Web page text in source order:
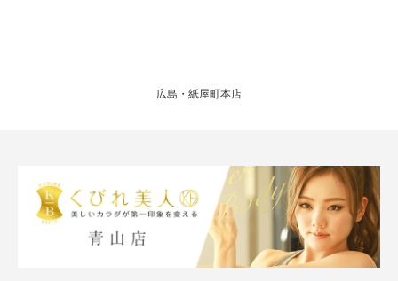
広島・紙屋町本店